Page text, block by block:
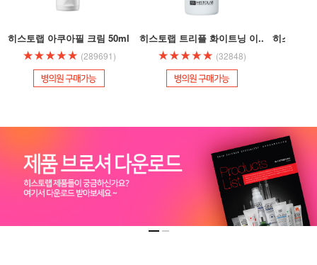
히스토랩 아쿠아필 크림 50ml
(289691)
히스토랩 트리플 화이트닝 이..
(32848)
히스토랩